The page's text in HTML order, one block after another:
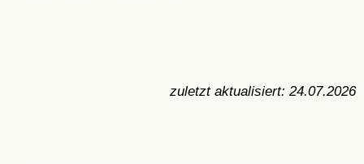
zuletzt aktualisiert: 24.07.2026